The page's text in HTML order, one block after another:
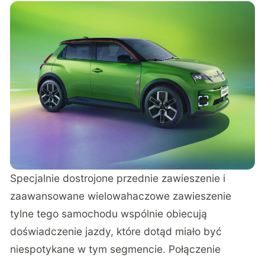
Specjalnie dostrojone przednie zawieszenie i
zaawansowane wielowahaczowe zawieszenie
tylne tego samochodu wspólnie obiecują
doświadczenie jazdy, które dotąd miało być
niespotykane w tym segmencie. Połączenie